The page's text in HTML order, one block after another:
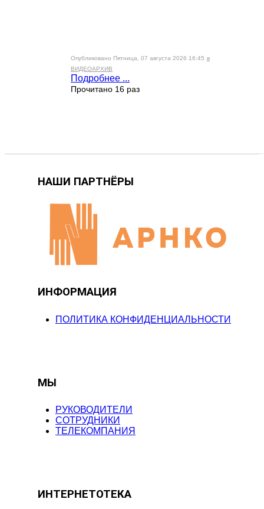
Опубликовано Пятница, 07 августа 2026 16:45 в
ВИДЕОАРХИВ
Подробнее ...
Прочитано 16 раз
НАШИ ПАРТНЁРЫ
ИНФОРМАЦИЯ
ПОЛИТИКА КОНФИДЕНЦИАЛЬНОСТИ
МЫ
РУКОВОДИТЕЛИ
СОТРУДНИКИ
ТЕЛЕКОМПАНИЯ
ИНТЕРНЕТОТЕКА